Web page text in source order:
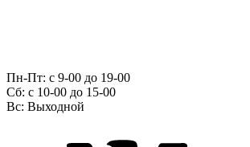
Пн-Пт: с 9-00 до 19-00
Сб: c 10-00 до 15-00
Вс: Выходной